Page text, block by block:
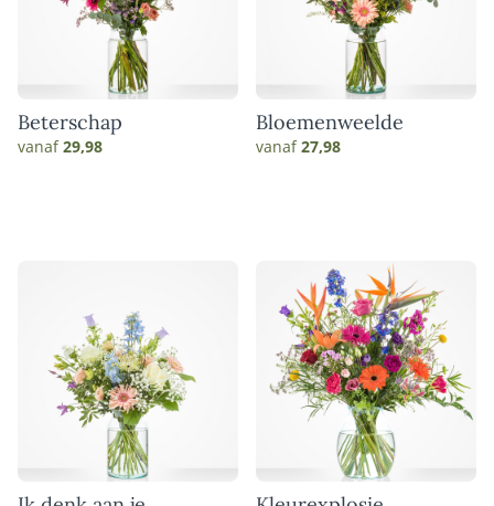
Beterschap
vanaf29,98
Bloemenweelde
vanaf27,98